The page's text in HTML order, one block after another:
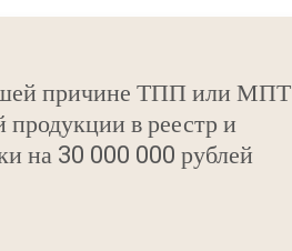
причине ТПП или МПТ
в реестр и
на 30 000 000 рублей